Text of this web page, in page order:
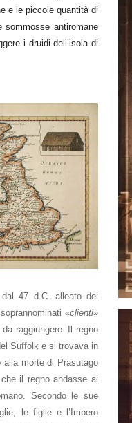
e le piccole quantità di
antiromane
i druidi dell’isola di
47 d.C. alleato dei
«clienti»
raggiungere. Il regno
Suffolk e si trovava in
morte di Prasutago
il regno andasse ai
Secondo le sue
le figlie e l’Impero